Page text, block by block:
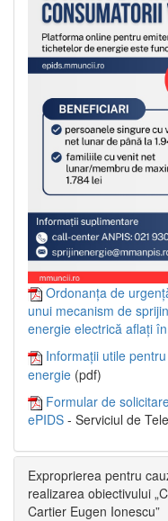
Ordonanța de
unui mecanism de
energie electrică aflați
Informații utile
energie (pdf)
Formular de
ePIDS - Serviciul de
Exproprierea pentru
realizarea obiectivului
Cartier Eugen Ionescu”